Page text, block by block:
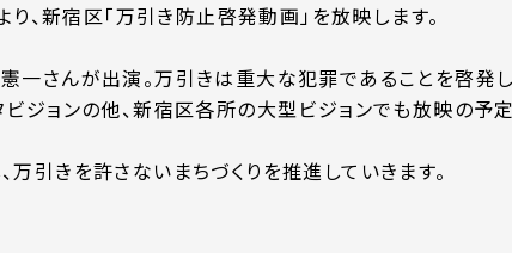
、新宿区「万引き防止啓発動画」を放映します。
さんが出演。万引きは重大な犯罪であることを啓発
ビジョンの他、新宿区各所の大型ビジョンでも放映の予
引きを許さないまちづくりを推進していきます。